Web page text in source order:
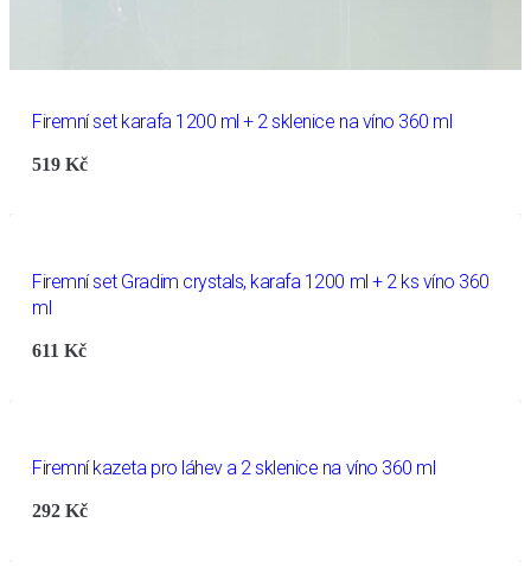
Firemní set karafa 1200 ml + 2 sklenice na víno 360 ml
519Kč
Firemní set Gradim crystals, karafa 1200 ml + 2 ks víno 360
ml
611Kč
Firemní kazeta pro láhev a 2 sklenice na víno 360 ml
292Kč